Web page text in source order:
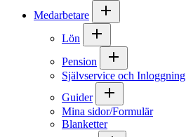
Medarbetare
Lön
Pension
Självservice och Inloggning
Guider
Mina sidor/Formulär
Blanketter